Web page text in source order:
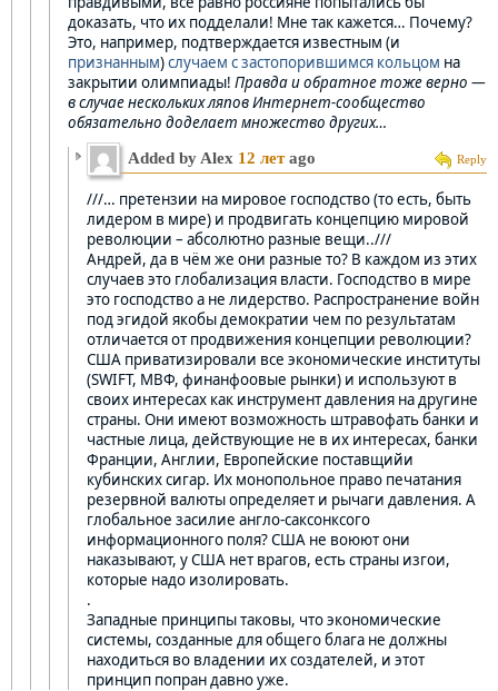
доказать, что их подделали! Мне так кажется… Почему?
Это, например, подтверждается известным (и
признанным)случаем с застопорившимся кольцом на
закрытии олимпиады! Правда и обратное тоже верно —
в случае нескольких ляпов Интернет-сообщество
обязательно доделает множество других…
Reply
Added by Alex 12 летago
///… претензии на мировое господство (то есть, быть
лидером в мире) и продвигать концепцию мировой
революции – абсолютно разные вещи..///
Андрей, да в чём же они разные то? В каждом из этих
случаев это глобализация власти. Господство в мире
это господство а не лидерство. Распространение войн
под эгидой якобы демократии чем по результатам
отличается от продвижения концепции революции?
США приватизировали все экономические институты
(SWIFT, МВФ, финанфоовые рынки) и используют в
своих интересах как инструмент давления на другине
страны. Они имеют возможность штравофать банки и
частные лица, действующие не в их интересах, банки
Франции, Англии, Европейские поставщийи
кубинских сигар. Их монопольное право печатания
резервной валюты определяет и рычаги давления. А
глобальное засилие англо-саксонксого
информационного поля? США не воюют они
наказывают, у США нет врагов, есть страны изгои,
которые надо изолировать.
.
Западные принципы таковы, что экономические
системы, созданные для общего блага не должны
находиться во владении их создателей, и этот
принцип попран давно уже.